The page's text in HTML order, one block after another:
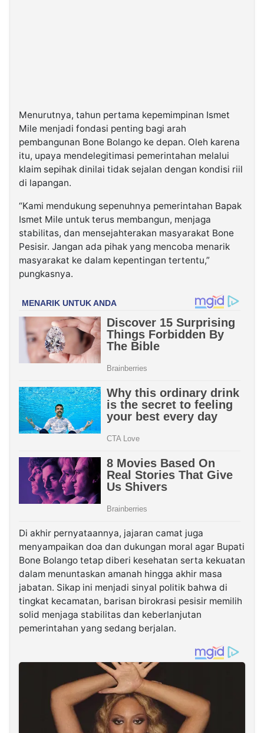
Menurutnya, tahun pertama kepemimpinan Ismet
Mile menjadi fondasi penting bagi arah
pembangunan Bone Bolango ke depan. Oleh karena
itu, upaya mendelegitimasi pemerintahan melalui
klaim sepihak dinilai tidak sejalan dengan kondisi riil
di lapangan.
“Kami mendukung sepenuhnya pemerintahan Bapak
Ismet Mile untuk terus membangun, menjaga
stabilitas, dan mensejahterakan masyarakat Bone
Pesisir. Jangan ada pihak yang mencoba menarik
masyarakat ke dalam kepentingan tertentu,”
pungkasnya.
Di akhir pernyataannya, jajaran camat juga
menyampaikan doa dan dukungan moral agar Bupati
Bone Bolango tetap diberi kesehatan serta kekuatan
dalam menuntaskan amanah hingga akhir masa
jabatan. Sikap ini menjadi sinyal politik bahwa di
tingkat kecamatan, barisan birokrasi pesisir memilih
solid menjaga stabilitas dan keberlanjutan
pemerintahan yang sedang berjalan.